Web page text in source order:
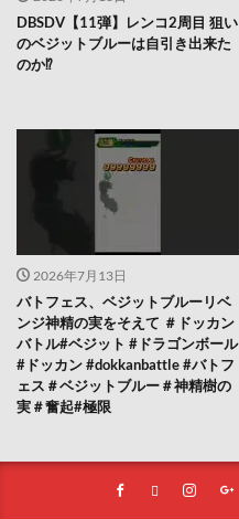
DBSDV【11弾】レンコ2周目 狙い
のベジットブルーは自引き出来た
のか⁉️
2026年7月13日
バトフェス、ベジットブルーリベ
ンジ神精の実をそえて ＃ドッカン
バトル#ベジット #ドラゴンボール
#ドッカン #dokkanbattle #バトフ
ェス＃ベジットブルー＃神精樹の
実＃奮起#極限